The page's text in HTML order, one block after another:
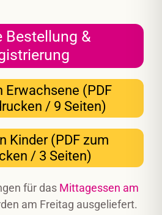
Bestellung &
Erwachsene (PDF
/ 9 Seiten)
Kinder (PDF zum
/ 3 Seiten)
für das Mittagessen am
am Freitag ausgeliefert.